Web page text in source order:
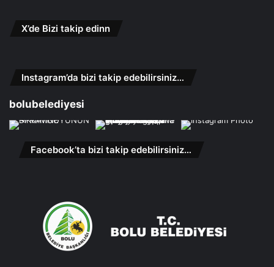
X’de Bizi takip edinn
Instagram’da bizi takip edebilirsiniz…
bolubelediyesi
Facebook’ta bizi takip edebilirsiniz…